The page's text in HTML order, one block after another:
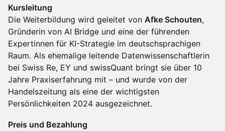
Kursleitung
Die Weiterbildung wird geleitet von Afke Schouten,
Gründerin von AI Bridge und eine der führenden
Expertinnen für KI-Strategie im deutschsprachigen
Raum. Als ehemalige leitende Datenwissenschaftlerin
bei Swiss Re, EY und swissQuant bringt sie über 10
Jahre Praxiserfahrung mit – und wurde von der
Handelszeitung als eine der wichtigsten
Persönlichkeiten 2024 ausgezeichnet.
Preis und Bezahlung